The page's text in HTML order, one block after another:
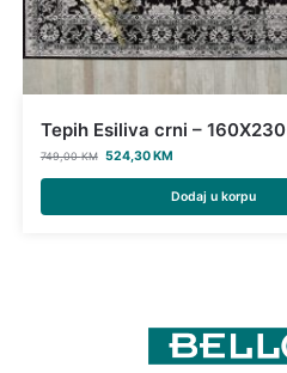
Tepih Esiliva crni – 160X230
749,00KM 524,30KM
Dodaj u korpu